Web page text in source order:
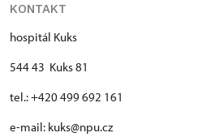
KONTAKT
hospitál Kuks
544 43 Kuks 81
tel.: +420 499 692 161
e-mail: kuks@npu.cz